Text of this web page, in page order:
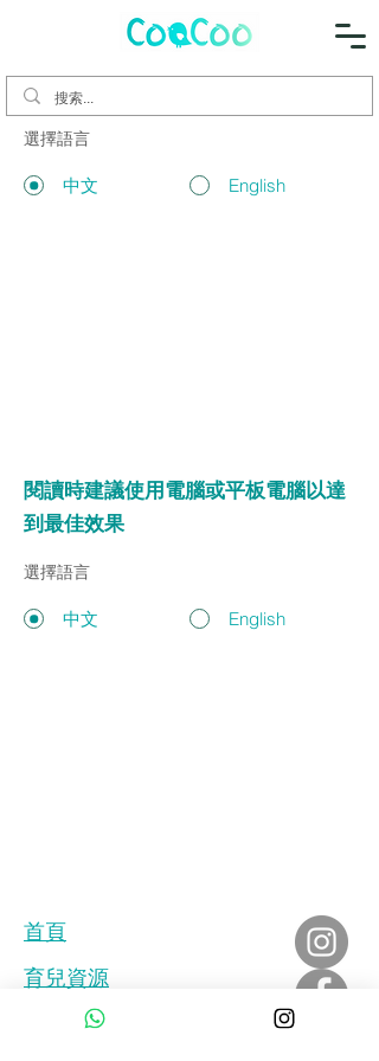
選擇語言
中文 English
閱讀時建議使用電腦或平板電腦以達
到最佳效果
選擇語言
中文 English
育兒資源
​首頁
會員專區